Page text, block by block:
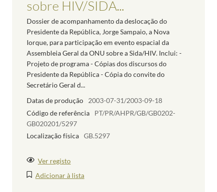
sobre HIV/SIDA...
Dossier de acompanhamento da deslocação do
Presidente da República, Jorge Sampaio, a Nova
Iorque, para participação em evento espacial da
Assembleia Geral da ONU sobre a Sida/HIV. Inclui: -
Projeto de programa - Cópias dos discursos do
Presidente da República - Cópia do convite do
Secretário Geral d...
Datas de produção
2003-07-31/2003-09-18
Código de referência
PT/PR/AHPR/GB/GB0202-
GB020201/5297
Localização física GB.5297
Ver registo
Adicionar à lista